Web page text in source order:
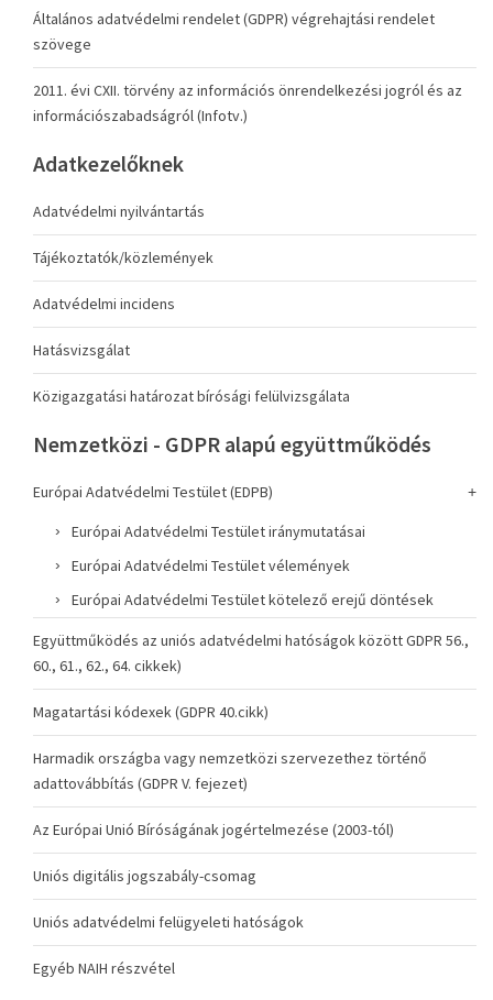
Általános adatvédelmi rendelet (GDPR) végrehajtási rendelet
szövege
2011. évi CXII. törvény az információs önrendelkezési jogról és az
információszabadságról (Infotv.)
Adatkezelőknek
Adatvédelmi nyilvántartás
Tájékoztatók/közlemények
Adatvédelmi incidens
Hatásvizsgálat
Közigazgatási határozat bírósági felülvizsgálata
Nemzetközi - GDPR alapú együttműködés
Európai Adatvédelmi Testület (EDPB)
Európai Adatvédelmi Testület iránymutatásai
Európai Adatvédelmi Testület vélemények
Európai Adatvédelmi Testület kötelező erejű döntések
Együttműködés az uniós adatvédelmi hatóságok között GDPR 56.,
60., 61., 62., 64. cikkek)
Magatartási kódexek (GDPR 40.cikk)
Harmadik országba vagy nemzetközi szervezethez történő
adattovábbítás (GDPR V. fejezet)
Az Európai Unió Bíróságának jogértelmezése (2003-tól)
Uniós digitális jogszabály-csomag
Uniós adatvédelmi felügyeleti hatóságok
Egyéb NAIH részvétel